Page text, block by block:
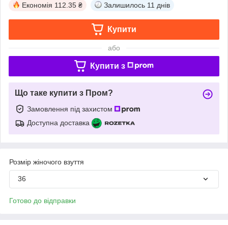
Економія 112.35 ₴ Залишилось 11 днів
Купити
або
Купити з
Що таке купити з Пром?
Замовлення під захистом
Доступна доставка
Розмір жіночого взуття
36
Готово до відправки